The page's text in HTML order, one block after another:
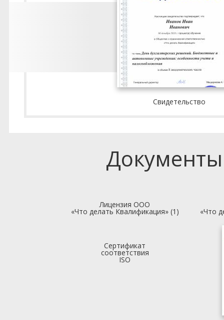
Свидетельство
Лицензия ООО
«Что делать Квалификация» (1) «Что
Сертификат
соответствия
ISO